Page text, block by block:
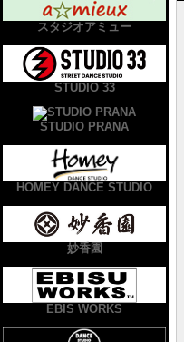
スタジオアミュー
STUDIO 33
STUDIO PRANA
HOMEY DANCE STUDIO
妙香園
EBIS WORKS